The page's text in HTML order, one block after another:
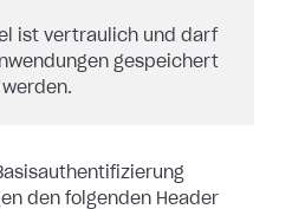
ist vertraulich und darf
gespeichert
den folgenden Header